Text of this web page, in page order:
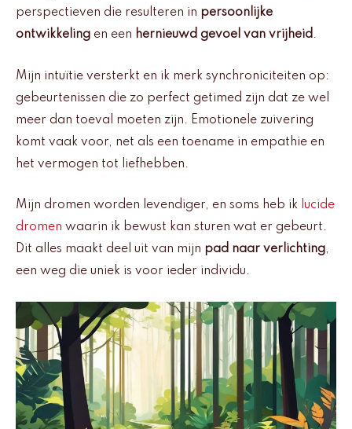
perspectieven die resulteren in persoonlijke
ontwikkeling en een hernieuwd gevoel van vrijheid.
Mijn intuïtie versterkt en ik merk synchroniciteiten op:
gebeurtenissen die zo perfect getimed zijn dat ze wel
meer dan toeval moeten zijn. Emotionele zuivering
komt vaak voor, net als een toename in empathie en
het vermogen tot liefhebben.
Mijn dromen worden levendiger, en soms heb ik lucide
dromen waarin ik bewust kan sturen wat er gebeurt.
Dit alles maakt deel uit van mijn pad naar verlichting,
een weg die uniek is voor ieder individu.